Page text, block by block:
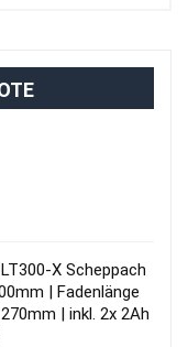
X Scheppach
| Fadenlänge
| inkl. 2x 2Ah